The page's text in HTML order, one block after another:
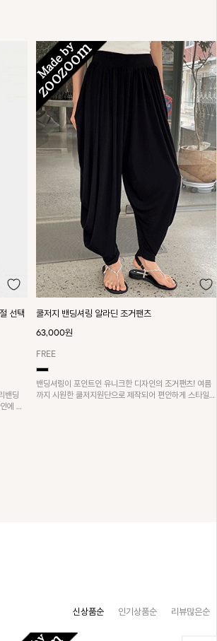
선택
밴딩
에 체
쿨저지 밴딩셔링 알라딘 조거팬츠
63,000원
FREE
밴딩셔링이 포인트인 유니크한 디자인의 조거팬츠! 여름
까지 시원한 쿨저지원단으로 제작되어 편안하게 스타일을
신상품순 인기상품순 리뷰많은순